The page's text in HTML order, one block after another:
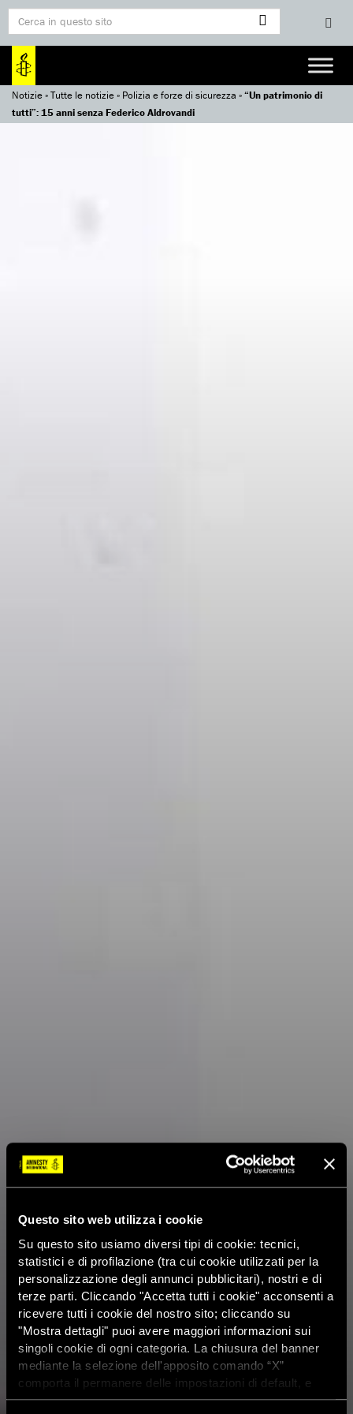
Questo sito web utilizza i cookie
Su questo sito usiamo diversi tipi di cookie: tecnici,
statistici e di profilazione (tra cui cookie utilizzati per la
personalizzazione degli annunci pubblicitari), nostri e di
terze parti. Cliccando "Accetta tutti i cookie" acconsenti a
ricevere tutti i cookie del nostro sito; cliccando su
"Mostra dettagli" puoi avere maggiori informazioni sui
singoli cookie di ogni categoria. La chiusura del banner
mediante la selezione dell'apposito comando “X”
comporta il permanere delle impostazioni di default, e
dunque la continuazione della navigazione con i cookie
Notizie»Tutte le notizie» Polizia e forze di sicurezza »“Un patrimonio di
tutti”: 15 anni senza Federico Aldrovandi